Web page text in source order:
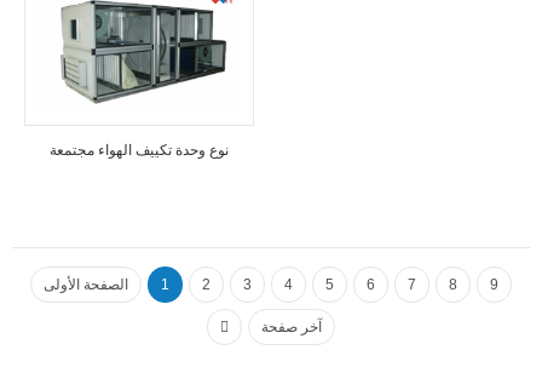
نوع وحدة تكييف الهواء مجتمعة
الصفحة الأولى 1 2 3 4 5 6 7 8 9
آخر صفحة